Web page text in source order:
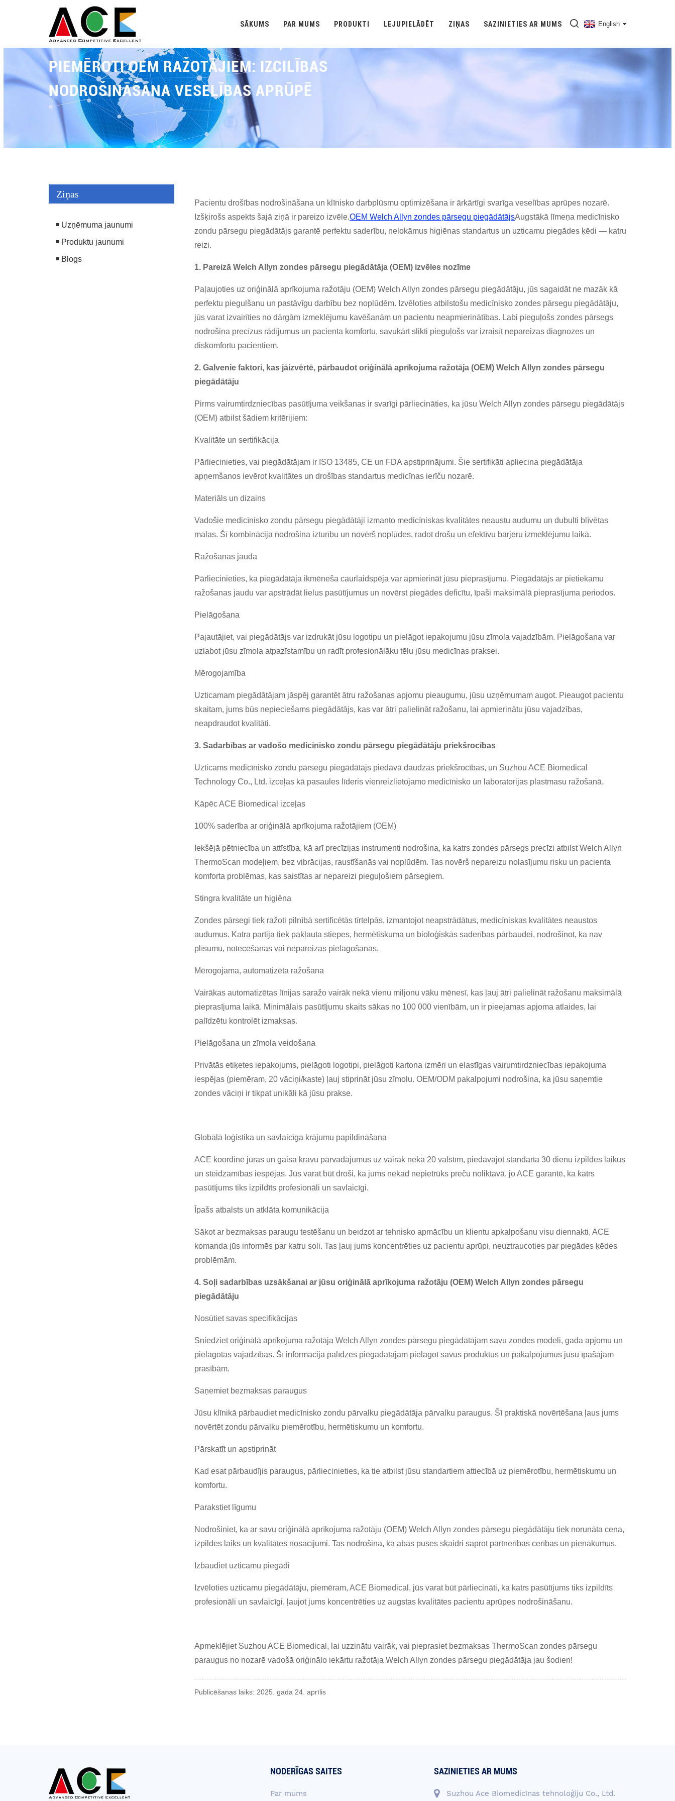
SĀKUMS PAR MUMS PRODUKTI LEJUPIELĀDĒT ZIŅAS SAZINIETIES AR MUMS English
WELCH ALLYN ZONDES PĀRVALKI, KAS VISLABĀK
PIEMĒROTI OEM RAŽOTĀJIEM: IZCILĪBAS
NODROŠINĀŠANA VESELĪBAS APRŪPĒ
Ziņas
Uzņēmuma jaunumi
Produktu jaunumi
Blogs
Pacientu drošības nodrošināšana un klīnisko darbplūsmu optimizēšana ir ārkārtīgi svarīga veselības aprūpes nozarē.
Izšķirošs aspekts šajā ziņā ir pareizo izvēle.OEM Welch Allyn zondes pārsegu piegādātājsAugstākā līmeņa medicīnisko
zondu pārsegu piegādātājs garantē perfektu saderību, nelokāmus higiēnas standartus un uzticamu piegādes ķēdi — katru
reizi.
1. Pareizā Welch Allyn zondes pārsegu piegādātāja (OEM) izvēles nozīme
Paļaujoties uz oriģinālā aprīkojuma ražotāju (OEM) Welch Allyn zondes pārsegu piegādātāju, jūs sagaidāt ne mazāk kā
perfektu piegulšanu un pastāvīgu darbību bez noplūdēm. Izvēloties atbilstošu medicīnisko zondes pārsegu piegādātāju,
jūs varat izvairīties no dārgām izmeklējumu kavēšanām un pacientu neapmierinātības. Labi pieguļošs zondes pārsegs
nodrošina precīzus rādījumus un pacienta komfortu, savukārt slikti pieguļošs var izraisīt nepareizas diagnozes un
diskomfortu pacientiem.
2. Galvenie faktori, kas jāizvērtē, pārbaudot oriģinālā aprīkojuma ražotāja (OEM) Welch Allyn zondes pārsegu
piegādātāju
Pirms vairumtirdzniecības pasūtījuma veikšanas ir svarīgi pārliecināties, ka jūsu Welch Allyn zondes pārsegu piegādātājs
(OEM) atbilst šādiem kritērijiem:
Kvalitāte un sertifikācija
Pārliecinieties, vai piegādātājam ir ISO 13485, CE un FDA apstiprinājumi. Šie sertifikāti apliecina piegādātāja
apņemšanos ievērot kvalitātes un drošības standartus medicīnas ierīču nozarē.
Materiāls un dizains
Vadošie medicīnisko zondu pārsegu piegādātāji izmanto medicīniskas kvalitātes neaustu audumu un dubulti blīvētas
malas. Šī kombinācija nodrošina izturību un novērš noplūdes, radot drošu un efektīvu barjeru izmeklējumu laikā.
Ražošanas jauda
Pārliecinieties, ka piegādātāja ikmēneša caurlaidspēja var apmierināt jūsu pieprasījumu. Piegādātājs ar pietiekamu
ražošanas jaudu var apstrādāt lielus pasūtījumus un novērst piegādes deficītu, īpaši maksimālā pieprasījuma periodos.
Pielāgošana
Pajautājiet, vai piegādātājs var izdrukāt jūsu logotipu un pielāgot iepakojumu jūsu zīmola vajadzībām. Pielāgošana var
uzlabot jūsu zīmola atpazīstamību un radīt profesionālāku tēlu jūsu medicīnas praksei.
Mērogojamība
Uzticamam piegādātājam jāspēj garantēt ātru ražošanas apjomu pieaugumu, jūsu uzņēmumam augot. Pieaugot pacientu
skaitam, jums būs nepieciešams piegādātājs, kas var ātri palielināt ražošanu, lai apmierinātu jūsu vajadzības,
neapdraudot kvalitāti.
3. Sadarbības ar vadošo medicīnisko zondu pārsegu piegādātāju priekšrocības
Uzticams medicīnisko zondu pārsegu piegādātājs piedāvā daudzas priekšrocības, un Suzhou ACE Biomedical
Technology Co., Ltd. izceļas kā pasaules līderis vienreizlietojamo medicīnisko un laboratorijas plastmasu ražošanā.
Kāpēc ACE Biomedical izceļas
100% saderība ar oriģinālā aprīkojuma ražotājiem (OEM)
Iekšējā pētniecība un attīstība, kā arī precīzijas instrumenti nodrošina, ka katrs zondes pārsegs precīzi atbilst Welch Allyn
ThermoScan modeļiem, bez vibrācijas, raustīšanās vai noplūdēm. Tas novērš nepareizu nolasījumu risku un pacienta
komforta problēmas, kas saistītas ar nepareizi pieguļošiem pārsegiem.
Stingra kvalitāte un higiēna
Zondes pārsegi tiek ražoti pilnībā sertificētās tīrtelpās, izmantojot neapstrādātus, medicīniskas kvalitātes neaustos
audumus. Katra partija tiek pakļauta stiepes, hermētiskuma un bioloģiskās saderības pārbaudei, nodrošinot, ka nav
plīsumu, notecēšanas vai nepareizas pielāgošanās.
Mērogojama, automatizēta ražošana
Vairākas automatizētas līnijas saražo vairāk nekā vienu miljonu vāku mēnesī, kas ļauj ātri palielināt ražošanu maksimālā
pieprasījuma laikā. Minimālais pasūtījumu skaits sākas no 100 000 vienībām, un ir pieejamas apjoma atlaides, lai
palīdzētu kontrolēt izmaksas.
Pielāgošana un zīmola veidošana
Privātās etiķetes iepakojums, pielāgoti logotipi, pielāgoti kartona izmēri un elastīgas vairumtirdzniecības iepakojuma
iespējas (piemēram, 20 vāciņi/kaste) ļauj stiprināt jūsu zīmolu. OEM/ODM pakalpojumi nodrošina, ka jūsu saņemtie
zondes vāciņi ir tikpat unikāli kā jūsu prakse.
Globālā loģistika un savlaicīga krājumu papildināšana
ACE koordinē jūras un gaisa kravu pārvadājumus uz vairāk nekā 20 valstīm, piedāvājot standarta 30 dienu izpildes laikus
un steidzamības iespējas. Jūs varat būt droši, ka jums nekad nepietrūks preču noliktavā, jo ACE garantē, ka katrs
pasūtījums tiks izpildīts profesionāli un savlaicīgi.
Īpašs atbalsts un atklāta komunikācija
Sākot ar bezmaksas paraugu testēšanu un beidzot ar tehnisko apmācību un klientu apkalpošanu visu diennakti, ACE
komanda jūs informēs par katru soli. Tas ļauj jums koncentrēties uz pacientu aprūpi, neuztraucoties par piegādes ķēdes
problēmām.
4. Soļi sadarbības uzsākšanai ar jūsu oriģinālā aprīkojuma ražotāju (OEM) Welch Allyn zondes pārsegu
piegādātāju
Nosūtiet savas specifikācijas
Sniedziet oriģinālā aprīkojuma ražotāja Welch Allyn zondes pārsegu piegādātājam savu zondes modeli, gada apjomu un
pielāgotās vajadzības. Šī informācija palīdzēs piegādātājam pielāgot savus produktus un pakalpojumus jūsu īpašajām
prasībām.
Saņemiet bezmaksas paraugus
Jūsu klīnikā pārbaudiet medicīnisko zondu pārvalku piegādātāja pārvalku paraugus. Šī praktiskā novērtēšana ļaus jums
novērtēt zondu pārvalku piemērotību, hermētiskumu un komfortu.
Pārskatīt un apstiprināt
Kad esat pārbaudījis paraugus, pārliecinieties, ka tie atbilst jūsu standartiem attiecībā uz piemērotību, hermētiskumu un
komfortu.
Parakstiet līgumu
Nodrošiniet, ka ar savu oriģinālā aprīkojuma ražotāju (OEM) Welch Allyn zondes pārsegu piegādātāju tiek norunāta cena,
izpildes laiks un kvalitātes nosacījumi. Tas nodrošina, ka abas puses skaidri saprot partnerības cerības un pienākumus.
Izbaudiet uzticamu piegādi
Izvēloties uzticamu piegādātāju, piemēram, ACE Biomedical, jūs varat būt pārliecināti, ka katrs pasūtījums tiks izpildīts
profesionāli un savlaicīgi, ļaujot jums koncentrēties uz augstas kvalitātes pacientu aprūpes nodrošināšanu.
Apmeklējiet Suzhou ACE Biomedical, lai uzzinātu vairāk, vai pieprasiet bezmaksas ThermoScan zondes pārsegu
paraugus no nozarē vadošā oriģinālo iekārtu ražotāja Welch Allyn zondes pārsegu piegādātāja jau šodien!
Publicēšanas laiks: 2025. gada 24. aprīlis
NODERĪGAS SAITES
Par mums
SAZINIETIES AR MUMS
Suzhou Ace Biomedicīnas tehnoloģiju Co., Ltd.